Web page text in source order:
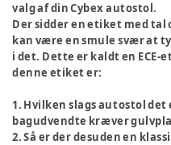
valg af din Cybex autostol.
Der sidder en etiket med tal
kan være en smule svær at
i det. Dette er kaldt en ECE-
denne etiket er:
1. Hvilken slags autostol
bagudvendte kræver
2. Så er der desuden en